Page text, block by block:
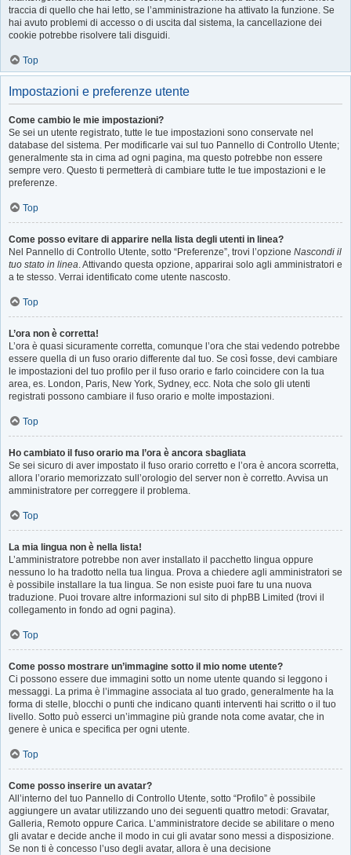
traccia di quello che hai letto, se l’amministrazione ha attivato la funzione. Se
hai avuto problemi di accesso o di uscita dal sistema, la cancellazione dei
cookie potrebbe risolvere tali disguidi.
Top
Impostazioni e preferenze utente
Come cambio le mie impostazioni?
Se sei un utente registrato, tutte le tue impostazioni sono conservate nel
database del sistema. Per modificarle vai sul tuo Pannello di Controllo Utente;
generalmente sta in cima ad ogni pagina, ma questo potrebbe non essere
sempre vero. Questo ti permetterà di cambiare tutte le tue impostazioni e le
preferenze.
Top
Come posso evitare di apparire nella lista degli utenti in linea?
Nel Pannello di Controllo Utente, sotto “Preferenze”, trovi l’opzione Nascondi il
tuo stato in linea. Attivando questa opzione, apparirai solo agli amministratori e
a te stesso. Verrai identificato come utente nascosto.
Top
L’ora non è corretta!
L’ora è quasi sicuramente corretta, comunque l’ora che stai vedendo potrebbe
essere quella di un fuso orario differente dal tuo. Se così fosse, devi cambiare
le impostazioni del tuo profilo per il fuso orario e farlo coincidere con la tua
area, es. London, Paris, New York, Sydney, ecc. Nota che solo gli utenti
registrati possono cambiare il fuso orario e molte impostazioni.
Top
Ho cambiato il fuso orario ma l’ora è ancora sbagliata
Se sei sicuro di aver impostato il fuso orario corretto e l’ora è ancora scorretta,
allora l’orario memorizzato sull’orologio del server non è corretto. Avvisa un
amministratore per correggere il problema.
Top
La mia lingua non è nella lista!
L’amministratore potrebbe non aver installato il pacchetto lingua oppure
nessuno lo ha tradotto nella tua lingua. Prova a chiedere agli amministratori se
è possibile installare la tua lingua. Se non esiste puoi fare tu una nuova
traduzione. Puoi trovare altre informazioni sul sito di phpBB Limited (trovi il
collegamento in fondo ad ogni pagina).
Top
Come posso mostrare un’immagine sotto il mio nome utente?
Ci possono essere due immagini sotto un nome utente quando si leggono i
messaggi. La prima è l’immagine associata al tuo grado, generalmente ha la
forma di stelle, blocchi o punti che indicano quanti interventi hai scritto o il tuo
livello. Sotto può esserci un’immagine più grande nota come avatar, che in
genere è unica e specifica per ogni utente.
Top
Come posso inserire un avatar?
All’interno del tuo Pannello di Controllo Utente, sotto “Profilo” è possibile
aggiungere un avatar utilizzando uno dei seguenti quattro metodi: Gravatar,
Galleria, Remoto oppure Carica. L’amministratore decide se abilitare o meno
gli avatar e decide anche il modo in cui gli avatar sono messi a disposizione.
Se non ti è concesso l’uso degli avatar, allora è una decisione